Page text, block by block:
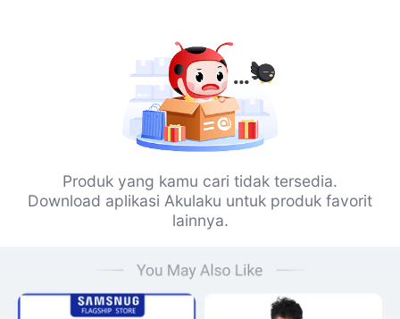
Produk yang kamu cari tidak tersedia.
Download aplikasi Akulaku untuk produk favorit
lainnya.